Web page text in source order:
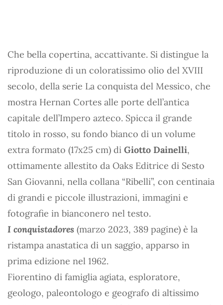
Che bella copertina, accattivante. Si distingue la
riproduzione di un coloratissimo olio del XVIII
secolo, della serie La conquista del Messico, che
mostra Hernan Cortes alle porte dell’antica
capitale dell’Impero azteco. Spicca il grande
titolo in rosso, su fondo bianco di un volume
extra formato (17x25 cm) di Giotto Dainelli,
ottimamente allestito da Oaks Editrice di Sesto
San Giovanni, nella collana “Ribelli”, con centinaia
di grandi e piccole illustrazioni, immagini e
fotografie in bianconero nel testo.
I conquistadores (marzo 2023, 389 pagine) è la
ristampa anastatica di un saggio, apparso in
prima edizione nel 1962.
Fiorentino di famiglia agiata, esploratore,
geologo, paleontologo e geografo di altissimo